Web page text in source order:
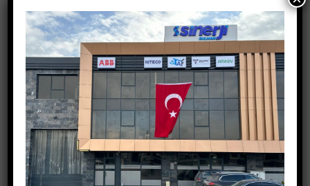
Değerlendirme yap
E-posta adresiniz yayınlanmayacak. Gerekli alanlar
*ile işaretlenmişlerdir
Derecelendirmeniz
Değerlendirmeniz *